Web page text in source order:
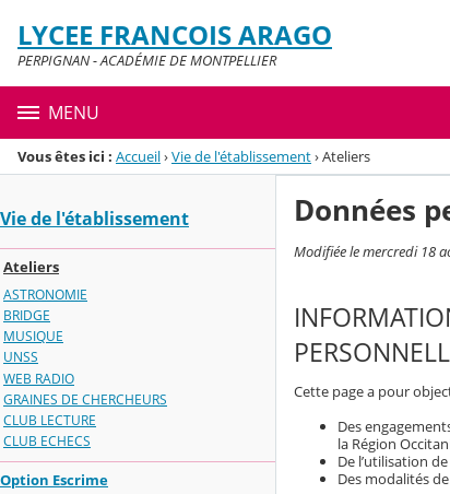
Menu de la rubrique
Contenu
LYCEE FRANCOIS ARAGO
PERPIGNAN - ACADÉMIE DE MONTPELLIER
MENU
Vous êtes ici : Accueil›Vie de l'établissement›Ateliers
Vie de l'établissement
Ateliers
ASTRONOMIE
BRIDGE
MUSIQUE
UNSS
WEB RADIO
GRAINES DE CHERCHEURS
CLUB LECTURE
CLUB ECHECS
Option Escrime
Données
Modifiée le mercredi 18
Cette page a pour
Des
la Région
De l’utilisation
Des modalités